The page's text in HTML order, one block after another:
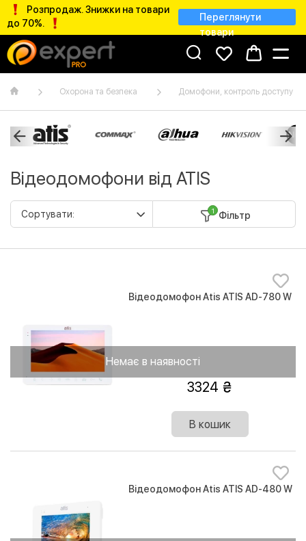
Розпродаж. Знижки на товари
до 70%.
Переглянути
товари
Охорона та безпека Домофони, контроль доступу
Відеодомофони від ATIS
1 Фільтр
Немає в наявності
Відеодомофон Atis ATIS AD-780 W
3324
В кошик
Відеодомофон Atis ATIS AD-480 W